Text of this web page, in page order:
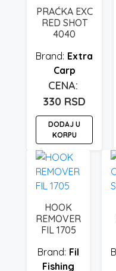
PRAĆKA EXC
RED SHOT
4040
Extra
Carp
330 RSD
DODAJ U
KORPU
HOOK
REMOVER
FIL 1705
Fil
Fishing